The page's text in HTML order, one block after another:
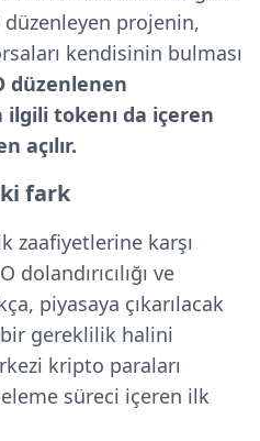
projenin,
kendisinin bulması
düzenlenen
tokenı da içeren
açılır.
fark
zaafiyetlerine karşı
dolandırıcılığı ve
piyasaya çıkarılacak
gereklilik halini
kripto paraları
süreci içeren ilk